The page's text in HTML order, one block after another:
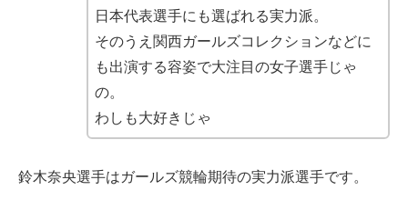
日本代表選手にも選ばれる実力派。
そのうえ関西ガールズコレクションなどに
も出演する容姿で大注目の女子選手じゃ
の。
わしも大好きじゃ
鈴木奈央選手はガールズ競輪期待の実力派選手です。